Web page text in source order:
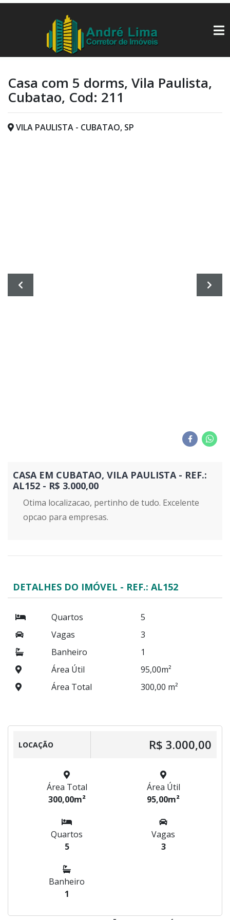
Casa com 5 dorms, Vila Paulista,
Cubatao, Cod: 211
VILA PAULISTA - CUBATAO, SP
CASA EM CUBATAO, VILA PAULISTA - REF.:
AL152 - R$ 3.000,00
Otima localizacao, pertinho de tudo. Excelente
opcao para empresas.
DETALHES DO IMÓVEL - REF.: AL152
Quartos
5
Vagas
3
Banheiro
1
Área Útil
95,00m²
Área Total
300,00 m²
LOCAÇÃO R$ 3.000,00
Área Total
300,00m²
Área Útil
95,00m²
Quartos
5
Vagas
3
Banheiro
1